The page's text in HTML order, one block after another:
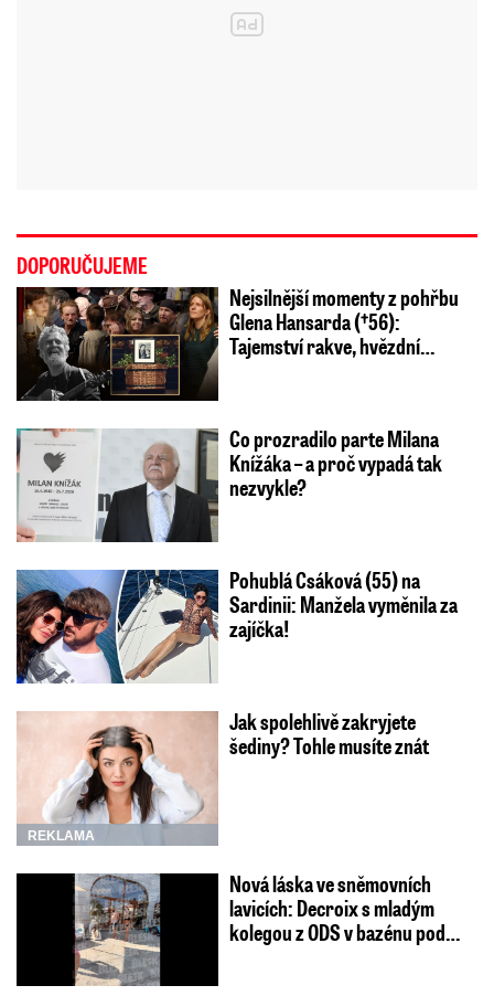
DOPORUČUJEME
Nejsilnější momenty z pohřbu
Glena Hansarda (†56):
Tajemství rakve, hvězdní…
Co prozradilo parte Milana
Knížáka – a proč vypadá tak
nezvykle?
Pohublá Csáková (55) na
Sardinii: Manžela vyměnila za
zajíčka!
REKLAMA
Jak spolehlivě zakryjete
šediny? Tohle musíte znát
Nová láska ve sněmovních
lavicích: Decroix s mladým
kolegou z ODS v bazénu pod…